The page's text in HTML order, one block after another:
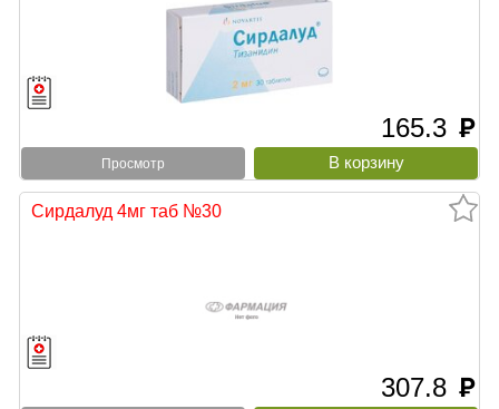
165.3 руб
Просмотр
Сирдалуд 4мг таб №30
307.8 руб